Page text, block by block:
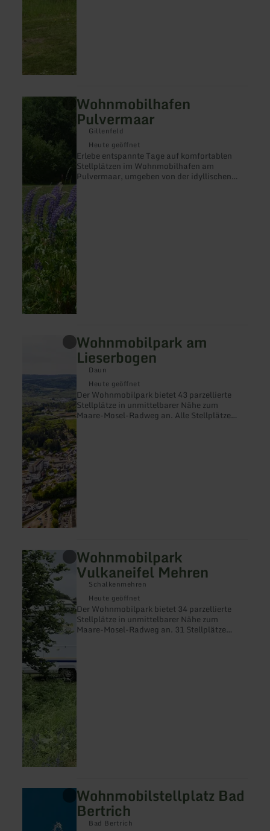
Wohnmobilhafen
Pulvermaar
Gillenfeld
Heute geöffnet
Erlebe entspannte Tage auf komfortablen
Stellplätzen im Wohnmobilhafen am
Pulvermaar, umgeben von der idyllischen
mehr
Pulvermaar
Wohnmobilpark am
Lieserbogen
Daun
Heute geöffnet
Der Wohnmobilpark bietet 43 parzellierte
Stellplätze in unmittelbarer Nähe zum
Maare-Mosel-Radweg an. Alle Stellplätze
am
Lieserbogen
Wohnmobilpark
Vulkaneifel Mehren
Schalkenmehren
Heute geöffnet
Der Wohnmobilpark bietet 34 parzellierte
Stellplätze in unmittelbarer Nähe zum
Maare-Mosel-Radweg an. 31 Stellplätze
mehr
erfahren
zu:
Wohnmobilpark
Vulkaneifel
Mehren
Wohnmobilstellplatz Bad
Bertrich
Bad Bertrich
Wohnmobilstellplatz